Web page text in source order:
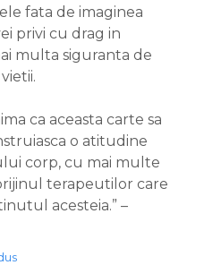
fata de imaginea
privi cu drag in
multa siguranta de
ca aceasta carte sa
o atitudine
corp, cu mai multe
terapeutilor care
acesteia.” –